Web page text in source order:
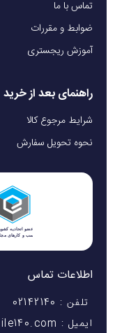
تماس با ما
ضوابط و مقررات
آموزش ریجستری
راهنمای بعد از خرید
شرایط مرجوع کالا
نحوه تحویل سفارش
اطلاعات تماس
تلفن : 02142140
ایمیل : support@mobile140.com